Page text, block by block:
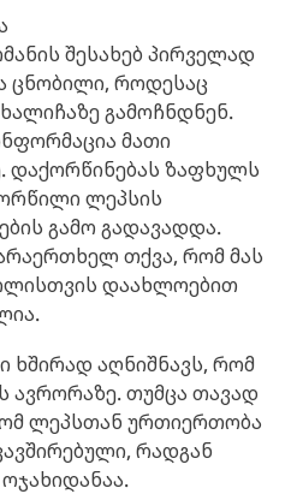
შესახებ პირველად
ცნობილი, როდესაც
გამოჩნდნენ.
მათი
დაქორწინებას ზაფხულს
ლეპსის
გამო გადავადდა.
თქვა, რომ მას
დაახლოებით
ხშირად აღნიშნავს, რომ
ავრორაზე. თუმცა თავად
ლეპსთან ურთიერთობა
რადგან